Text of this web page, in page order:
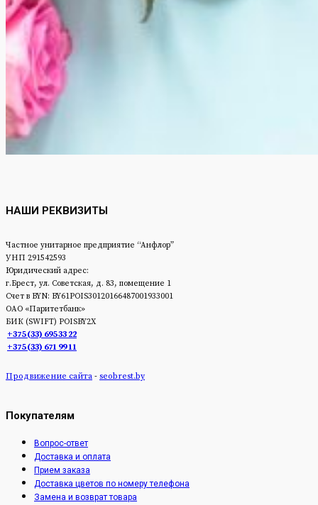
НАШИ РЕКВИЗИТЫ
Частное унитарное предприятие “Анфлор”
УНП 291542593
Юридический адрес:
г.Брест, ул. Советская, д. 83, помещение 1
Счет в BYN: BY61POIS30120166487001933001
ОАО «Паритетбанк»
БИК (SWIFT) POISBY2Х
+375 (33) 695 33 22
+375 (33) 671 99 11
Продвижение сайта - seobrest.by
Покупателям
Вопрос-ответ
Доставка и оплата
Прием заказа
Доставка цветов по номеру телефона
Замена и возврат товара